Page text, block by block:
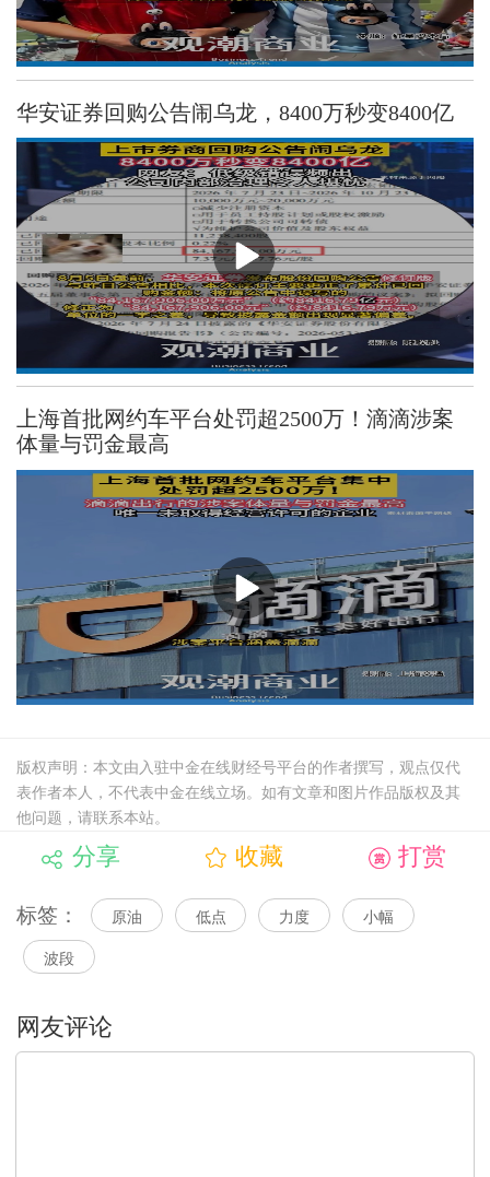
华安证券回购公告闹乌龙，8400万秒变8400亿
上海首批网约车平台处罚超2500万！滴滴涉案
体量与罚金最高
版权声明：本文由入驻中金在线财经号平台的作者撰写，观点仅代
表作者本人，不代表中金在线立场。如有文章和图片作品版权及其
他问题，请联系本站。
分享 收藏 打赏
标签： 原油 低点 力度 小幅
波段